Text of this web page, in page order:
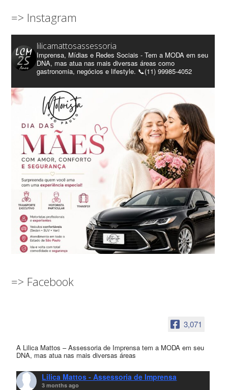
=> Instagram
lilicamattosassessoria
Imprensa, Mídias e Redes Sociais - Tem a MODA em seu
DNA, mas atua nas mais diversas áreas como
gastronomia, negócios e lifestyle. 📞(11) 99985-4052
=> Facebook
3,071
A Lilica Mattos – Assessoria de Imprensa tem a MODA em seu
DNA, mas atua nas mais diversas áreas
Lilica Mattos - Assessoria de Imprensa
3 months ago